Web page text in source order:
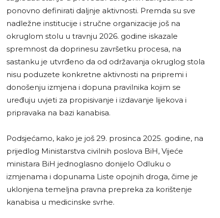
ponovno definirati daljnje aktivnosti. Premda su sve
nadležne institucije i stručne organizacije još na
okruglom stolu u travnju 2026. godine iskazale
spremnost da doprinesu završetku procesa, na
sastanku je utvrđeno da od održavanja okruglog stola
nisu poduzete konkretne aktivnosti na pripremi i
donošenju izmjena i dopuna pravilnika kojim se
uređuju uvjeti za propisivanje i izdavanje lijekova i
pripravaka na bazi kanabisa.
Podsjećamo, kako je još 29. prosinca 2025. godine, na
prijedlog Ministarstva civilnih poslova BiH, Vijeće
ministara BiH jednoglasno donijelo Odluku o
izmjenama i dopunama Liste opojnih droga, čime je
uklonjena temeljna pravna prepreka za korištenje
kanabisa u medicinske svrhe.